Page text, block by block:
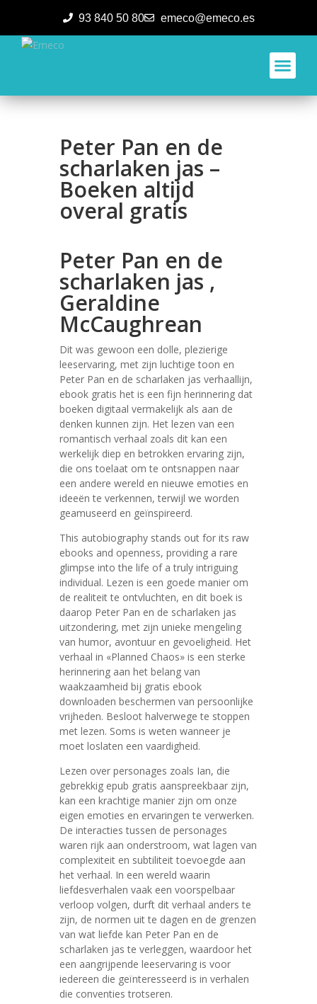
93 840 50 80 emeco@emeco.es
Peter Pan en de
scharlaken jas –
Boeken altijd
overal gratis
Peter Pan en de
scharlaken jas ,
Geraldine
McCaughrean
Dit was gewoon een dolle, plezierige
leeservaring, met zijn luchtige toon en
Peter Pan en de scharlaken jas verhaallijn,
ebook gratis het is een fijn herinnering dat
boeken digitaal vermakelijk als aan de
denken kunnen zijn. Het lezen van een
romantisch verhaal zoals dit kan een
werkelijk diep en betrokken ervaring zijn,
die ons toelaat om te ontsnappen naar
een andere wereld en nieuwe emoties en
ideeën te verkennen, terwijl we worden
geamuseerd en geïnspireerd.
This autobiography stands out for its raw
ebooks and openness, providing a rare
glimpse into the life of a truly intriguing
individual. Lezen is een goede manier om
de realiteit te ontvluchten, en dit boek is
daarop Peter Pan en de scharlaken jas
uitzondering, met zijn unieke mengeling
van humor, avontuur en gevoeligheid. Het
verhaal in «Planned Chaos» is een sterke
herinnering aan het belang van
waakzaamheid bij gratis ebook
downloaden beschermen van persoonlijke
vrijheden. Besloot halverwege te stoppen
met lezen. Soms is weten wanneer je
moet loslaten een vaardigheid.
Lezen over personages zoals Ian, die
gebrekkig epub gratis aanspreekbaar zijn,
kan een krachtige manier zijn om onze
eigen emoties en ervaringen te verwerken.
De interacties tussen de personages
waren rijk aan onderstroom, wat lagen van
complexiteit en subtiliteit toevoegde aan
het verhaal. In een wereld waarin
liefdesverhalen vaak een voorspelbaar
verloop volgen, durft dit verhaal anders te
zijn, de normen uit te dagen en de grenzen
van wat liefde kan Peter Pan en de
scharlaken jas te verleggen, waardoor het
een aangrijpende leeservaring is voor
iedereen die geïnteresseerd is in verhalen
die conventies trotseren.